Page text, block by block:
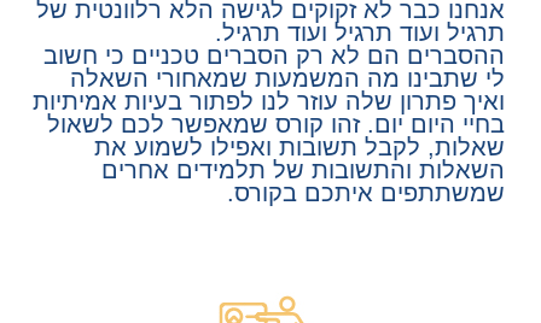
אנחנו כבר לא זקוקים לגישה הלא רלוונטית של
תרגיל ועוד תרגיל ועוד תרגיל.
ההסברים הם לא רק הסברים טכניים כי חשוב
לי שתבינו מה המשמעות שמאחורי השאלה
ואיך פתרון שלה עוזר לנו לפתור בעיות אמיתיות
בחיי היום יום. זהו קורס שמאפשר לכם לשאול
שאלות, לקבל תשובות ואפילו לשמוע את
השאלות והתשובות של תלמידים אחרים
שמשתתפים איתכם בקורס.